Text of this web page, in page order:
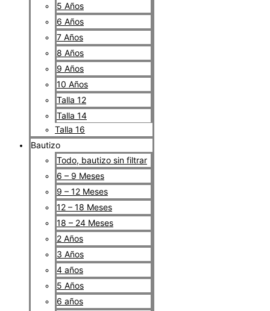
5 Años
6 Años
7 Años
8 Años
9 Años
10 Años
Talla 12
Talla 14
Talla 16
Bautizo
Todo, bautizo sin filtrar
6 – 9 Meses
9 – 12 Meses
12 – 18 Meses
18 – 24 Meses
2 Años
3 Años
4 años
5 Años
6 años